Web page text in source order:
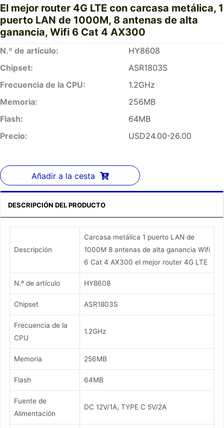
El mejor router 4G LTE con carcasa metálica, 1
puerto LAN de 1000M, 8 antenas de alta
ganancia, Wifi 6 Cat 4 AX300
N.º de artículo:
HY8608
Chipset:
ASR1803S
Frecuencia de la CPU:
1.2GHz
Memoria:
256MB
Flash:
64MB
Precio:
USD24.00-26.00
Añadir a la cesta
DESCRIPCIÓN DEL PRODUCTO
Descripción
Carcasa metálica 1 puerto LAN de
1000M 8 antenas de alta ganancia Wifi
6 Cat 4 AX300 el mejor router 4G LTE
N.º de artículo HY8608
Chipset ASR1803S
Frecuencia de la
CPU
1.2GHz
Memoria 256MB
Flash 64MB
Fuente de
Alimentación
DC 12V/1A, TYPE C 5V/2A